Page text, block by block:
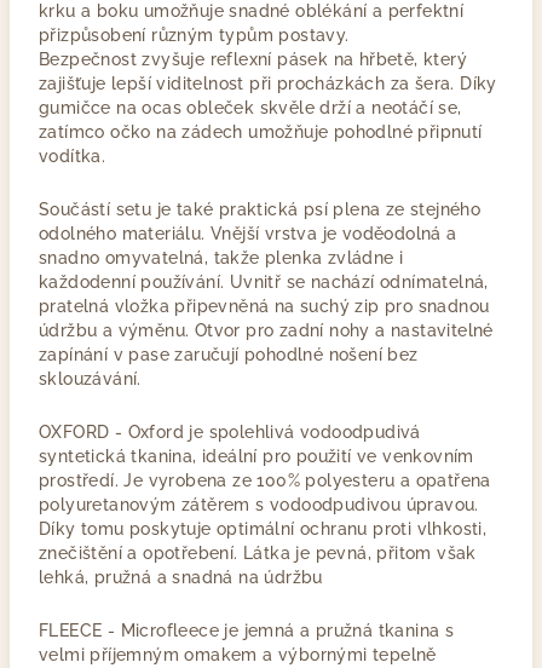
krku a boku umožňuje snadné oblékání a perfektní
přizpůsobení různým typům postavy.
Bezpečnost zvyšuje reflexní pásek na hřbetě, který
zajišťuje lepší viditelnost při procházkách za šera. Díky
gumičce na ocas obleček skvěle drží a neotáčí se,
zatímco očko na zádech umožňuje pohodlné připnutí
vodítka.
Součástí setu je také praktická psí plena ze stejného
odolného materiálu. Vnější vrstva je voděodolná a
snadno omyvatelná, takže plenka zvládne i
každodenní používání. Uvnitř se nachází odnímatelná,
pratelná vložka připevněná na suchý zip pro snadnou
údržbu a výměnu. Otvor pro zadní nohy a nastavitelné
zapínání v pase zaručují pohodlné nošení bez
sklouzávání.
OXFORD - Oxford je spolehlivá vodoodpudivá
syntetická tkanina, ideální pro použití ve venkovním
prostředí. Je vyrobena ze 100% polyesteru a opatřena
polyuretanovým zátěrem s vodoodpudivou úpravou.
Díky tomu poskytuje optimální ochranu proti vlhkosti,
znečištění a opotřebení. Látka je pevná, přitom však
lehká, pružná a snadná na údržbu
FLEECE - Microfleece je jemná a pružná tkanina s
velmi příjemným omakem a výbornými tepelně